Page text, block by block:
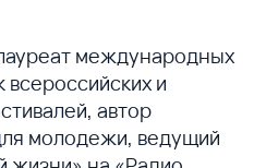
международных
всероссийских и
автор
молодежи, ведущий